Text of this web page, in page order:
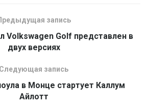
запись
Volkswagen Golf представлен в
двух версиях
Следующая запись
в Монце стартует Каллум
Айлотт